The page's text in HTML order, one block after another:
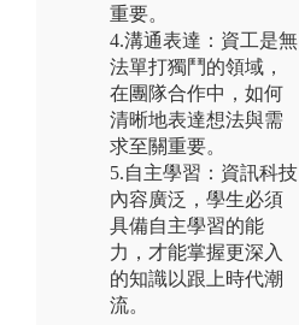
重要。
4.溝通表達：資工是無
法單打獨鬥的領域，
在團隊合作中，如何
清晰地表達想法與需
求至關重要。
5.自主學習：資訊科技
內容廣泛，學生必須
具備自主學習的能
力，才能掌握更深入
的知識以跟上時代潮
流。